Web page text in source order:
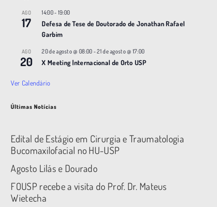
AGO
17
14:00- 19:00
Defesa de Tese de Doutorado de Jonathan Rafael
Garbim
AGO
20
20 de agosto @ 08:00 -21 de agosto @ 17:00
X Meeting |nternacional de Orto USP
Ver Calendário
Últimas Notícias
Edital de Estágio em Cirurgia e Traumatologia
Bucomaxilofacial no HU-USP
Agosto Lilás e Dourado
FOUSP recebe a visita do Prof. Dr. Mateus
Wietecha